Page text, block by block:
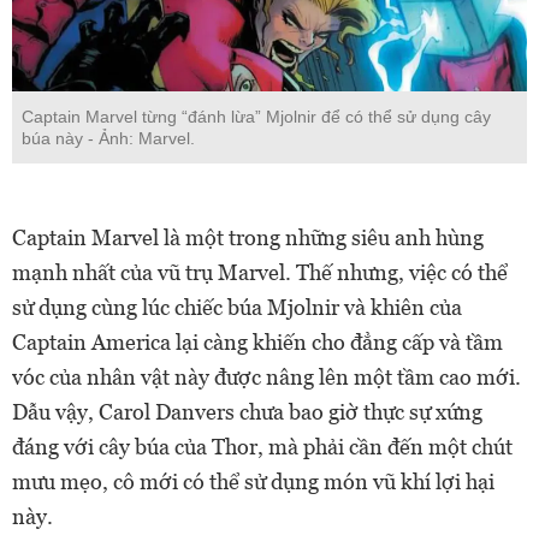
Captain Marvel từng “đánh lừa” Mjolnir để có thể sử dụng cây
búa này - Ảnh: Marvel.
Captain Marvel là một trong những siêu anh hùng
mạnh nhất của vũ trụ Marvel. Thế nhưng, việc có thể
sử dụng cùng lúc chiếc búa Mjolnir và khiên của
Captain America lại càng khiến cho đẳng cấp và tầm
vóc của nhân vật này được nâng lên một tầm cao mới.
Dẫu vậy, Carol Danvers chưa bao giờ thực sự xứng
đáng với cây búa của Thor, mà phải cần đến một chút
mưu mẹo, cô mới có thể sử dụng món vũ khí lợi hại
này.